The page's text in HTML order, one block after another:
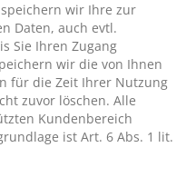
wir Ihre zur
Daten, auch evtl.
Sie Ihren Zugang
wir die von Ihnen
für die Zeit Ihrer Nutzung
zuvor löschen. Alle
Kundenbereich
ist Art. 6 Abs. 1 lit.